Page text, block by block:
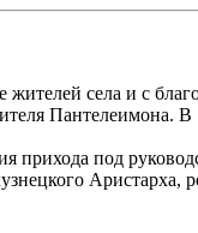
жителей села и с
Пантелеимона.
прихода под